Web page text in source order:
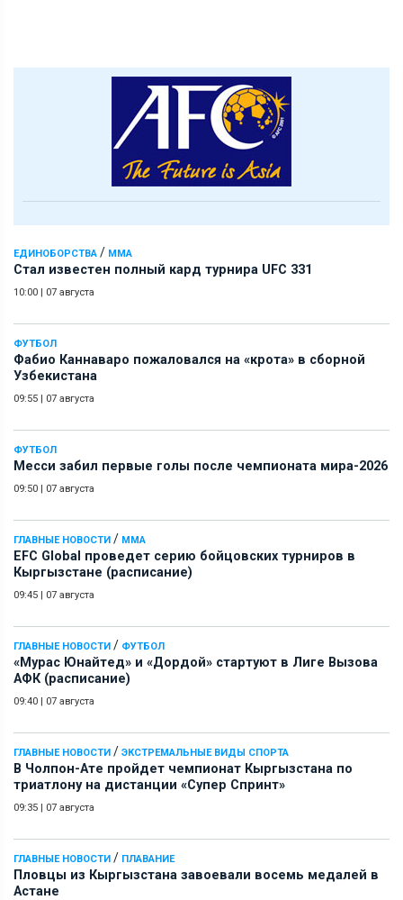
ЕДИНОБОРСТВА / ММА
Стал известен полный кард турнира UFC 331
10:00 | 07 августа
ФУТБОЛ
Фабио Каннаваро пожаловался на «крота» в сборной
Узбекистана
09:55 | 07 августа
ФУТБОЛ
Месси забил первые голы после чемпионата мира-2026
09:50 | 07 августа
ГЛАВНЫЕ НОВОСТИ / ММА
EFC Global проведет серию бойцовских турниров в
Кыргызстане (расписание)
09:45 | 07 августа
ГЛАВНЫЕ НОВОСТИ / ФУТБОЛ
«Мурас Юнайтед» и «Дордой» стартуют в Лиге Вызова
АФК (расписание)
09:40 | 07 августа
ГЛАВНЫЕ НОВОСТИ / ЭКСТРЕМАЛЬНЫЕ ВИДЫ СПОРТА
В Чолпон-Ате пройдет чемпионат Кыргызстана по
триатлону на дистанции «Супер Спринт»
09:35 | 07 августа
ГЛАВНЫЕ НОВОСТИ / ПЛАВАНИЕ
Пловцы из Кыргызстана завоевали восемь медалей в
Астане